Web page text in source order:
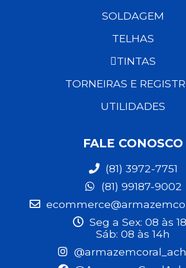
SOLDAGEM
TELHAS
TINTAS
TORNEIRAS E
UTILIDADES
FALE CONOSCO
(81) 3972-7751
(81) 99187-9002
Seg a Sex: 08 às
Sáb: 08 às 14h